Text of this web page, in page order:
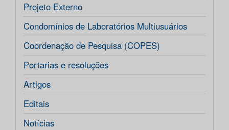
Projeto Externo
Condomínios de Laboratórios Multiusuários
Coordenação de Pesquisa (COPES)
Portarias e resoluções
Artigos
Editais
Notícias